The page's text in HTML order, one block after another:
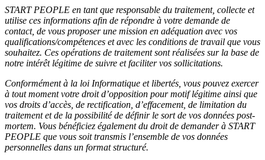
START PEOPLE en tant que responsable du traitement, collecte et
utilise ces informations afin de répondre à votre demande de
contact, de vous proposer une mission en adéquation avec vos
qualifications/compétences et avec les conditions de travail que vous
souhaitez. Ces opérations de traitement sont réalisées sur la base de
notre intérêt légitime de suivre et faciliter vos sollicitations.
Conformément à la loi Informatique et libertés, vous pouvez exercer
à tout moment votre droit d’opposition pour motif légitime ainsi que
vos droits d’accès, de rectification, d’effacement, de limitation du
traitement et de la possibilité de définir le sort de vos données post-
mortem. Vous bénéficiez également du droit de demander à START
PEOPLE que vous soit transmis l’ensemble de vos données
personnelles dans un format structuré.